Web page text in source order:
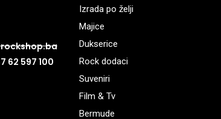
62 597 100
Izrada po želji
Majice
Dukserice
Rock dodaci
Suveniri
Film & Tv
Bermude